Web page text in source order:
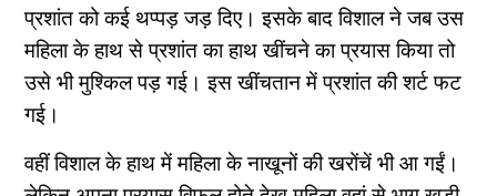
प्रशांत को कई थप्पड़ जड़ दिए। इसके बाद विशाल ने जब उस
महिला के हाथ से प्रशांत का हाथ खींचने का प्रयास किया तो
उसे भी मुश्किल पड़ गई। इस खींचतान में प्रशांत की शर्ट फट
गई।
वहीं विशाल के हाथ में महिला के नाखूनों की खरोंचें भी आ गईं।